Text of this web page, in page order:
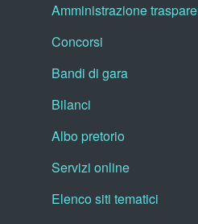
Amministrazione
Concorsi
Bandi di gara
Bilanci
Albo pretorio
Servizi online
Elenco siti tematici